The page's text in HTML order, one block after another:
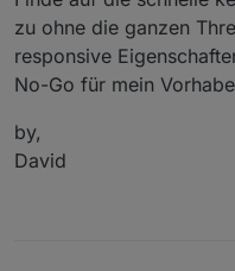
zu ohne die ganzen
responsive
No-Go für mein
by,
David